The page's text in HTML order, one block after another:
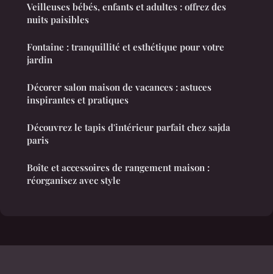
Veilleuses bébés, enfants et adultes : offrez des
nuits paisibles
Fontaine : tranquillité et esthétique pour votre
jardin
Décorer salon maison de vacances : astuces
inspirantes et pratiques
Découvrez le tapis d'intérieur parfait chez sajda
paris
Boîte et accessoires de rangement maison :
réorganisez avec style